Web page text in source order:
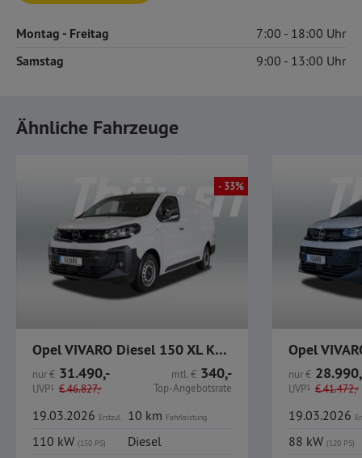
Montag - Freitag 7:00 18:00
Samstag 9:00 13:00
Ähnliche Fahrzeuge
- 33%
Opel VIVARO Diesel 150 XL Kasten AHK Dyn. SurroundView
nur€ 31.490,-
UVP1 €46.827,-
mtl.€ 340,-
Top-Angebotsrate
19.03.2026 Erstzul. 10 km Fahrleistung
110 kW (150 PS)
Diesel
nur€
UVP1 €41.472,-
19.03.2026
88 kW (120 PS)